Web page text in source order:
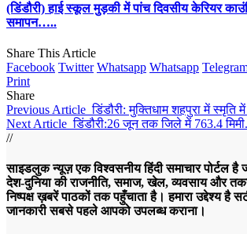
(डिंडौरी) हाई स्कूल मुड़की में पांच दिवसीय केरियर
समापन…..
Share This Article
Facebook Twitter Whatsapp Whatsapp
Print
Share
Previous Article डिंडौरी: मुक्तिधाम शहपुरा में स्मृति में
Next Article डिंडौरी:26 जून तक जिले में 763.4 मिमी.
//
साइडलुक न्यूज़ एक विश्वसनीय हिंदी समाचार पोर्टल है
देश-दुनिया की राजनीति, समाज, खेल, व्यवसाय और
निष्पक्ष ख़बरें पाठकों तक पहुँचाता है। हमारा उद्देश्य है
जानकारी सबसे पहले आपको उपलब्ध कराना।